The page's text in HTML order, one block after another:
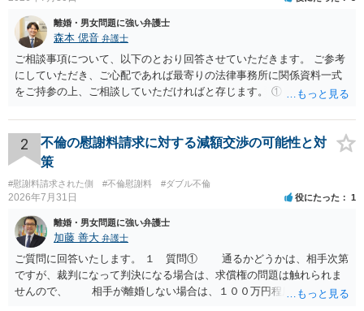
離婚・男女問題に強い弁護士
森本 偲音 弁護士
ご相談事項について、以下のとおり回答させていただきます。 ご参考
にしていただき、ご心配であれば最寄りの法律事務所に関係資料一式
をご持参の上、ご相談していただければと存じます。 ① このLINEの
される可能性はあるのか ⇒LINEを含む１００万円の貸付に至るまでの
やり取り等の経緯、誓約書の内容等を踏まえて、関係を清算するため
の 金銭であったと評価される可能性はあると考えます。 ② 「今後一
切関与しないなら100万円振り込む」というLINEや誓約書は、裁判上
どの程度証拠価値があるのか ⇒前後のやり取りや誓約書の具体的内容
を見ない限り、具体的な判断はできませんが、一定の証拠価値はある
と考えます。 ③ 借用書があっても、後から100万円を貸付扱いに変更
することは認められるのか。 ⇒おそらく１００万円は不当利得（受け
取る正当な権利がないのに利益を取得した）として返還請求されてい
るものかと推察しますので、 貸金返還ではないかと存じます。 ④ 私
は現在、収入も不安定で貯金もなくリボ払い借金が既に約100万あり。
今年に再婚したが主人はお金に厳しい為、一括で220万円を支払う事は
2
不倫の慰謝料請求に対する減額交渉の可能性と対
策
#慰謝料請求された側 #不倫慰謝料 #ダブル不倫
2026年7月31日 役にたった 1
離婚・男女問題に強い弁護士
加藤 善大 弁護士
ご質問に回答いたします。 １ 質問① 通るかどうかは、相手次第
ですが、裁判になって判決になる場合は、求償権の問題は触れられま
せんので、 相手が離婚しない場合は、１００万円程度となる可能